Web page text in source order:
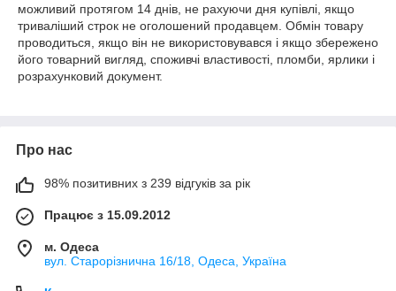
можливий протягом 14 днів, не рахуючи дня купівлі, якщо
триваліший строк не оголошений продавцем. Обмін товару
проводиться, якщо він не використовувався і якщо збережено
його товарний вигляд, споживчі властивості, пломби, ярлики і
розрахунковий документ.
Про нас
98% позитивних з 239 відгуків за рік
Працює з 15.09.2012
м. Одеса
вул. Старорізнична 16/18, Одеса, Україна